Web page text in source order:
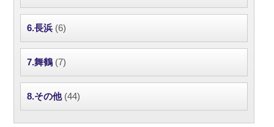
6.長浜 (6)
7.舞鶴 (7)
8.その他(44)